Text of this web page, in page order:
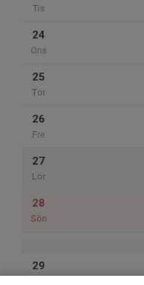
Tis
24
Ons
25
Tor
26
Fre
27
Lör
28
Sön
29